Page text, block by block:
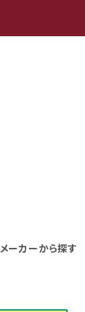
メーカーから探す